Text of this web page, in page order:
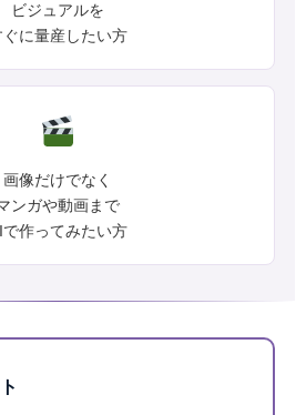
ビジュアルを
ぐに量産したい方
画像だけでなく
ンガや動画まで
で作ってみたい方